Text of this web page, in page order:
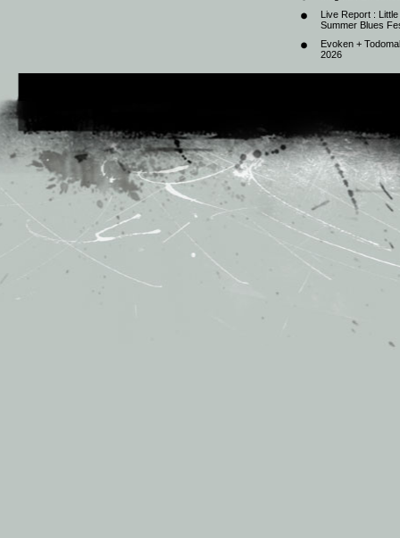
Live Report :
Summer Blues
Evoken +
2026